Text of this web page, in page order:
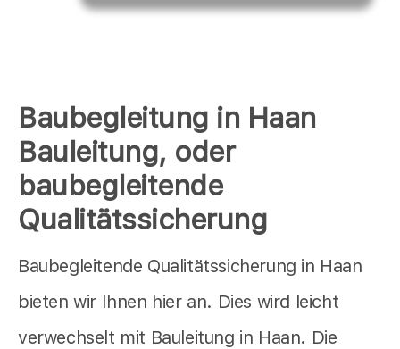
Baubegleitung in Haan
Bauleitung, oder
baubegleitende
Qualitätssicherung
Baubegleitende Qualitätssicherung in Haan
bieten wir Ihnen hier an. Dies wird leicht
verwechselt mit Bauleitung in Haan. Die